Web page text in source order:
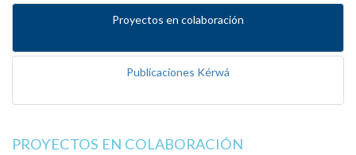
Proyectos en colaboración
Publicaciones Kérwá
PROYECTOS EN COLABORACIÓN